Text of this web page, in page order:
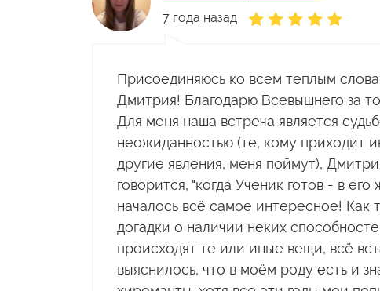
7 года назад
Присоединяюсь ко всем теплым
Дмитрия! Благодарю Всевышнего за
Для меня наша встреча является
неожиданностью (те, кому приходит
другие явления, меня поймут),
говорится, "когда Ученик готов - в
началось всё самое интересное!
догадки о наличии неких
происходят те или иные вещи, всё
выяснилось, что в моём роду есть и